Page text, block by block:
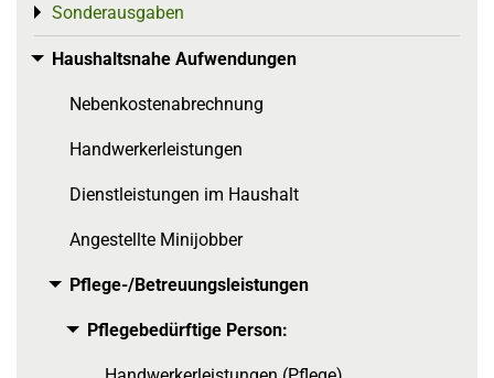
Sonderausgaben
Toggle menu
Haushaltsnahe Aufwendungen
Toggle menu
Nebenkostenabrechnung
Handwerkerleistungen
Dienstleistungen im Haushalt
Angestellte Minijobber
Pflege-/Betreuungsleistungen
Toggle menu
Pflegebedürftige Person:
Toggle menu